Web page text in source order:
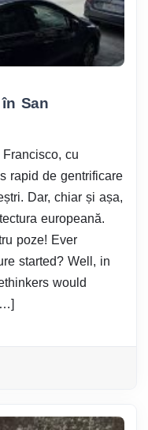
San
cu
rapid de gentrificare
Dar, chiar și așa,
europeană.
poze! Ever
started? Well, in
would